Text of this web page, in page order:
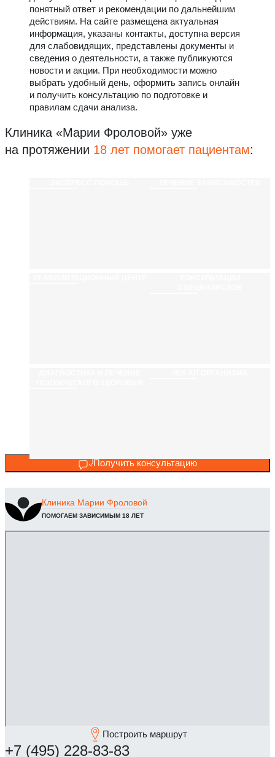
понятный ответ и рекомендации по дальнейшим
действиям. На сайте размещена актуальная
информация, указаны контакты, доступна версия
для слабовидящих, представлены документы и
сведения о деятельности, а также публикуются
новости и акции. При необходимости можно
выбрать удобный день, оформить запись онлайн
и получить консультацию по подготовке и
правилам сдачи анализа.
Клиника «Марии Фроловой» уже
на протяжении 18 лет помогает пациентам:
Получить консультацию
Клиника Марии Фроловой
ПОМОГАЕМ ЗАВИСИМЫМ 18 ЛЕТ
Построить маршрут